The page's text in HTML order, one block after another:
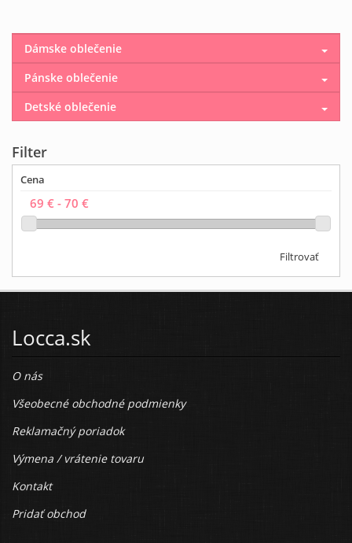
Dámske oblečenie
Pánske oblečenie
Detské oblečenie
Filter
Cena
Filtrovať
Locca.sk
O nás
Všeobecné obchodné podmienky
Reklamačný poriadok
Výmena / vrátenie tovaru
Kontakt
Pridať obchod